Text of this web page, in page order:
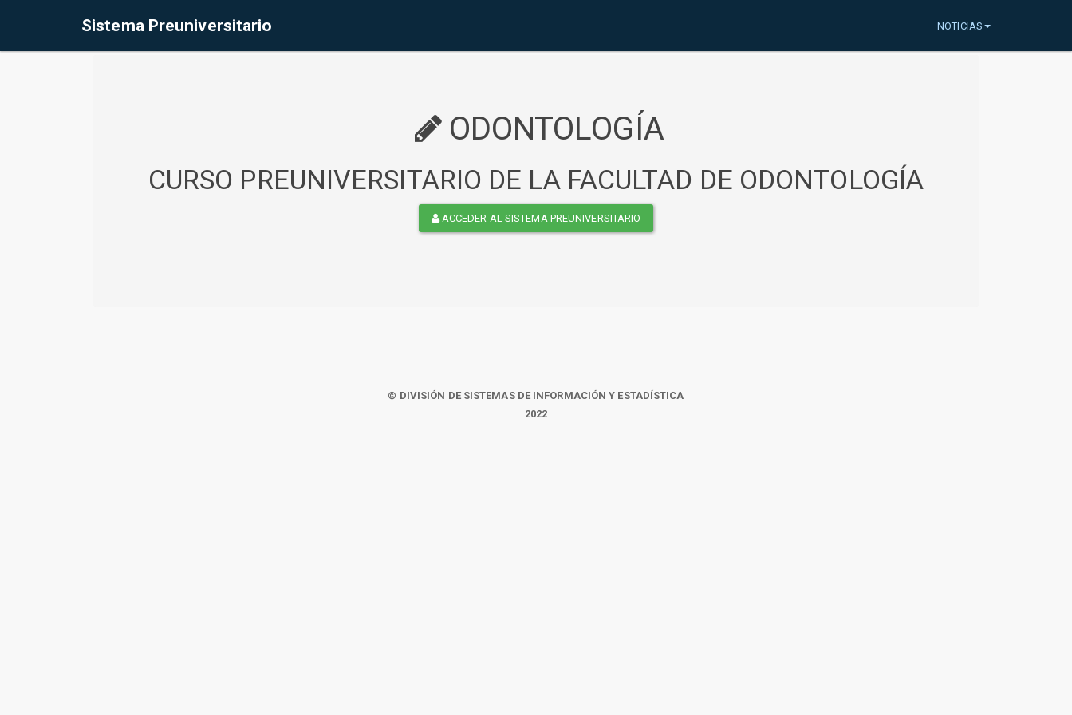
Sistema Preuniversitario NOTICIAS
ODONTOLOGÍA
CURSO PREUNIVERSITARIO DE LA FACULTAD DE ODONTOLOGÍA
ACCEDER AL SISTEMA PREUNIVERSITARIO
© DIVISIÓN DE SISTEMAS DE INFORMACIÓN Y ESTADÍSTICA
2022